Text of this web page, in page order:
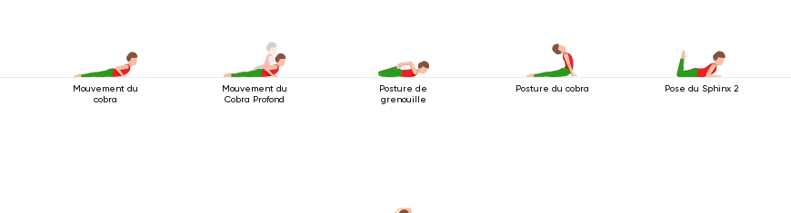
Mouvement du
cobra
Mouvement du
Cobra Profond
Posture de
grenouille
Posture du cobra Pose du Sphinx 2